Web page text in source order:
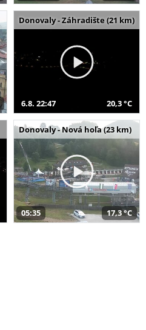
Donovaly - Záhradište (21 km)
6.8. 22:47 20,3 °C
Donovaly - Nová hoľa (23 km)
05:35 17,3 °C